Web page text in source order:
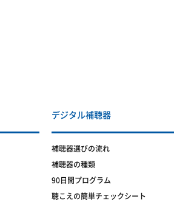
デジタル補聴器
補聴器選びの流れ
補聴器の種類
90日間プログラム
聴こえの簡単チェックシート